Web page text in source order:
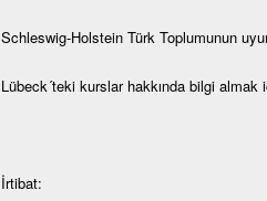
Schleswig-Holstein Türk Toplumunun
Lübeck´teki kurslar hakkında bilgi almak
İrtibat: